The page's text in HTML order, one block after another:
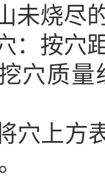
未烧尽
：按穴
穴质
穴上方